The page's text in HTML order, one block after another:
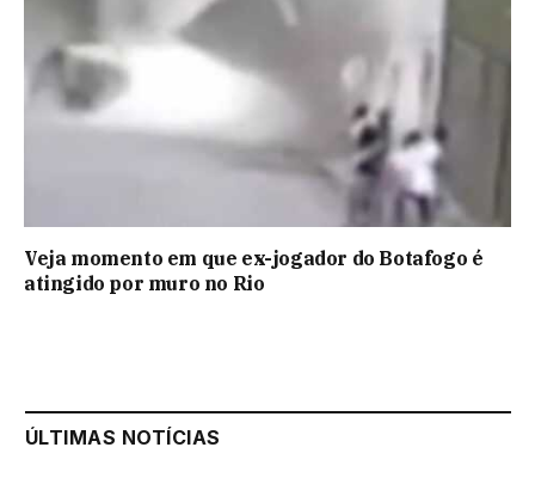
Veja momento em que ex-jogador do Botafogo é
atingido por muro no Rio
ÚLTIMAS NOTÍCIAS